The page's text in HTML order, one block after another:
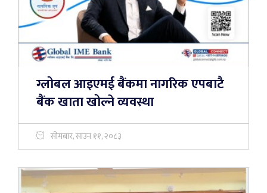
ग्लोबल आइएमई बैंकमा नागरिक एपबाटै
बैंक खाता खोल्ने व्यवस्था
सोमबार, साउन ११, २०८३